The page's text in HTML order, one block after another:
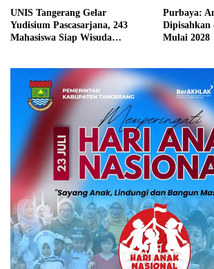
UNIS Tangerang Gelar
Yudisium Pascasarjana, 243
Mahasiswa Siap Wisuda
Purbaya:
Dipisahkan
Mulai 2028